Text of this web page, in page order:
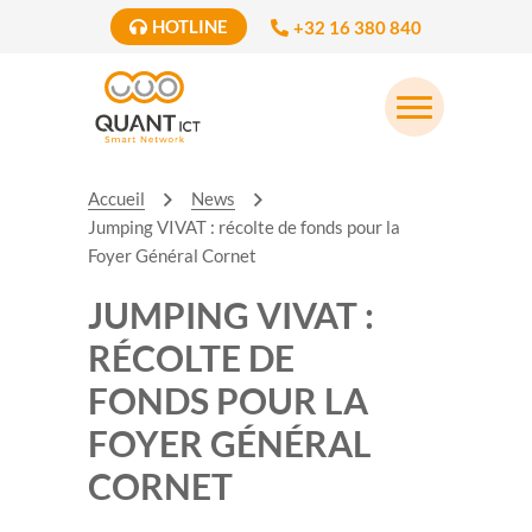
HOTLINE +32 16 380 840
Accueil
News
Jumping VIVAT : récolte de fonds pour la
Foyer Général Cornet
JUMPING VIVAT :
RÉCOLTE DE
FONDS POUR LA
FOYER GÉNÉRAL
CORNET